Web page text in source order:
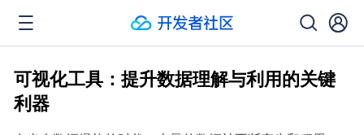
可视化工具：提升数据理解与利用的关键
利器